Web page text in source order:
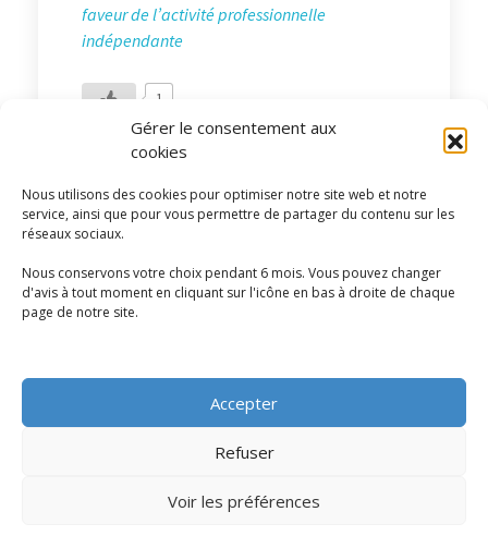
Gérer le consentement aux
cookies
Nous utilisons des cookies pour optimiser notre site web et notre
service, ainsi que pour vous permettre de partager du contenu sur les
réseaux sociaux.
Nous conservons votre choix pendant 6 mois. Vous pouvez changer
d'avis à tout moment en cliquant sur l'icône en bas à droite de chaque
page de notre site.
Accepter
Refuser
Voir les préférences
faveur de l’activité professionnelle
indépendante
1
Articles récents
demandées en 2025
13 octobre 2025